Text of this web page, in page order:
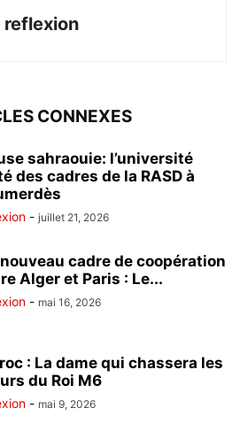
reflexion
CONNEXES
sahraouie: l’université
des cadres de la RASD à
- juillet 21, 2026
cadre de coopération
Alger et Paris : Le...
- mai 16, 2026
: La dame qui chassera les
du Roi M6
- mai 9, 2026